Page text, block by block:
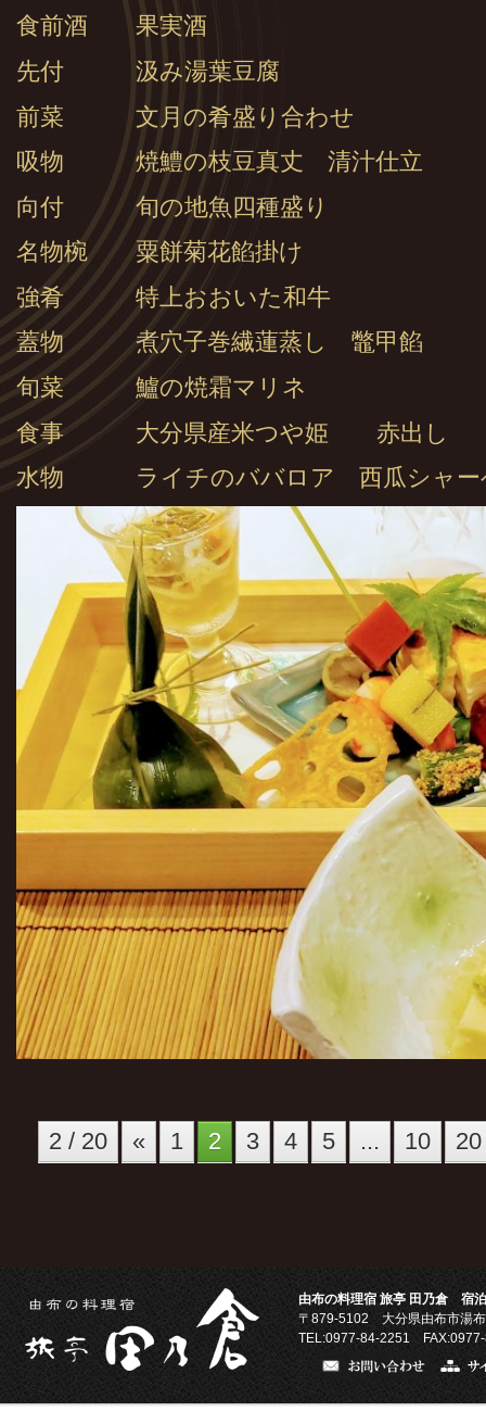
食前酒 果実酒
先付 汲み湯葉豆腐
前菜 文月の肴盛り合わせ
吸物 焼鱧の枝豆真丈 清汁仕立
向付 旬の地魚四種盛り
名物椀 粟餅菊花餡掛け
強肴 特上おおいた和牛
蓋物 煮穴子巻繊蓮蒸し 鼈甲餡
旬菜 鱸の焼霜マリネ
食事 大分県産米つや姫 赤出し
水物 ライチのババロア 西瓜シャー
2 / 20 « 1 2 3 4 5 ... 10 20
由布の料理宿 旅亭 田乃倉 宿
〒879-5102 大分県由布市湯
TEL:0977-84-2251